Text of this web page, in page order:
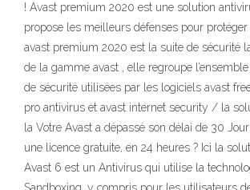
! Avast premium 2020 est une solution
propose les meilleurs défenses pour protéger
avast premium 2020 est la suite de sécurité
de la gamme avast , elle regroupe
de sécurité utilisées par les logiciels avast
pro antivirus et avast internet security / la
la Votre Avast a dépassé son délai de 30
une licence gratuite, en 24 heures ? Ici la
Avast 6 est un Antivirus qui utilise la